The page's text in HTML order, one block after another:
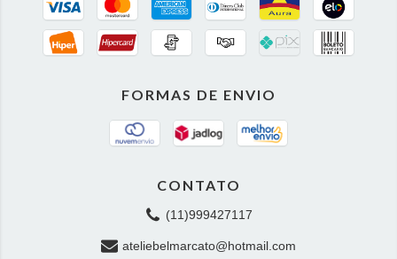
FORMAS DE ENVIO
CONTATO
(11)999427117
ateliebelmarcato@hotmail.com